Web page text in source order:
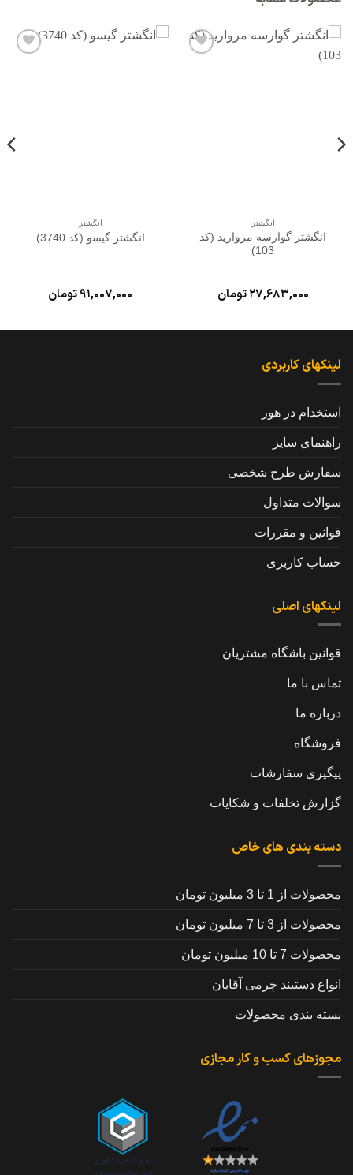
انگشتر
انگشتر گوارسه مروارید (کد
103)
27,683,000تومان
انگشتر
انگشتر گیسو (کد 3740)
91,007,000تومان
لینکهای کاربردی
استخدام در هور
راهنمای سایز
سفارش طرح شخصی
سوالات متداول
قوانین و مقررات
حساب کاربری
لینکهای اصلی
قوانین باشگاه مشتریان
تماس با ما
درباره ما
فروشگاه
پیگیری سفارشات
گزارش تخلفات و شکایات
دسته بندی های خاص
محصولات از 1 تا 3 میلیون تومان
محصولات از 3 تا 7 میلیون تومان
محصولات 7 تا 10 میلیون تومان
انواع دستبند چرمی آقایان
بسته بندی محصولات
مجوزهای کسب و کار مجازی